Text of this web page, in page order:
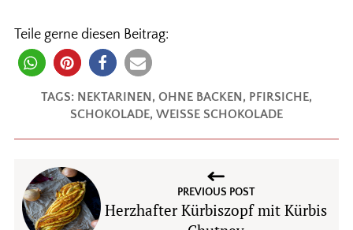
Teile gerne diesen Beitrag:
TAGS: NEKTARINEN , OHNE BACKEN , PFIRSICHE,
SCHOKOLADE, WEISSE SCHOKOLADE
PREVIOUS POST
Herzhafter Kürbiszopf mit Kürbis